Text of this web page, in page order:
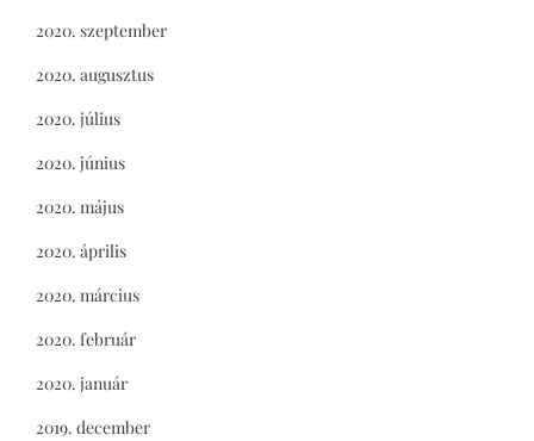
2020. szeptember
2020. augusztus
2020. július
2020. június
2020. május
2020. április
2020. március
2020. február
2020. január
2019. december